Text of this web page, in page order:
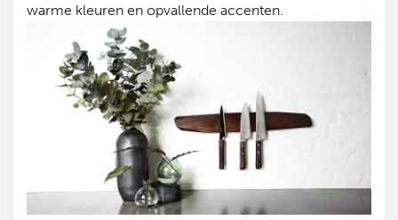
warme kleuren en opvallende accenten.